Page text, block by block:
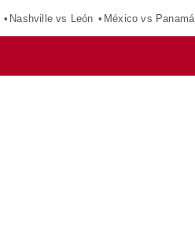
Nashville vs León México vs Panamá